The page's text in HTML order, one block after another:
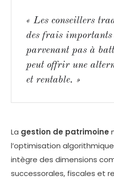
« Les conseillers
des frais importants
parvenant pas à
peut offrir une
et rentable. »
La gestion de patrimoine
l’optimisation
intègre des dimensions
successorales, fiscales et